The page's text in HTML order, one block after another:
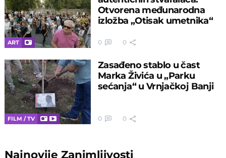
ART
Otvorena međunarodna
izložba „Otisak umetnika“
0 0
FILM / TV
Zasađeno stablo u čast
Marka Živića u „Parku
sećanja“ u Vrnjačkoj Banji
0 0
NajnovijeZanimljivosti